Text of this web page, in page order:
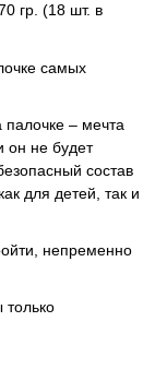
гр. (18 шт. в
самых
– мечта
он не будет
состав
для детей, так и
непременно
только